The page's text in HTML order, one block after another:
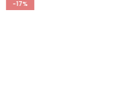
-17%